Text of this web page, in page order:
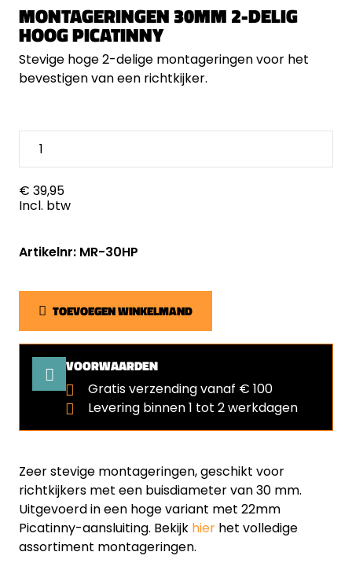
Zeer stevige montageringen, geschikt voor
richtkijkers met een buisdiameter van 30 mm.
Uitgevoerd in een hoge variant met 22mm
Picatinny-aansluiting. Bekijk hier het volledige
assortiment montageringen.
MONTAGERINGEN 30MM 2-DELIG
HOOG PICATINNY
Stevige hoge 2-delige montageringen voor het
bevestigen van een richtkijker.
€ 39,95
Incl. btw
Artikelnr: MR-30HP
TOEVOEGEN WINKELMAND
VOORWAARDEN
Gratis verzending vanaf € 100
Levering binnen 1 tot 2 werkdagen